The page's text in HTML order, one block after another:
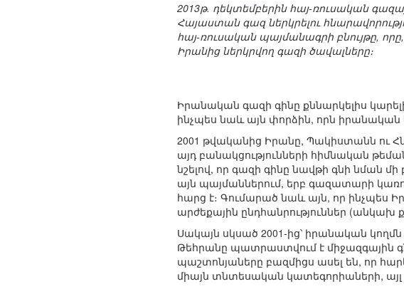
2013թ. դեկտեմբերին հայ-ռուսական
Հայաստան գազ ներկրելու
հայ-ռուսական պայմանագրի բնույթը,
Իրանից ներկրվող գազի ծավալները։
Իրանական գազի գինը քննարկելիս
ինչպես նաև այն փորձին, որն
2001 թվականից Իրանը, Պակիստանն ու
այդ բանակցությունների հիմնական
նշելով, որ գազի գինը նավթի գնի նման
այն պայմաններում, երբ գազատարի
հարց է։ Գումարած նաև այն, որ ինչպես
արժեքային ընդհանրություններ (անկախ
Սակայն սկսած 2001-ից՝ իրանական
Թեհրանը պատրաստվում է միջազգային
պաշտոնյաները բազմիցս ասել են, որ
միայն տնտեսական կատեգորիաների,